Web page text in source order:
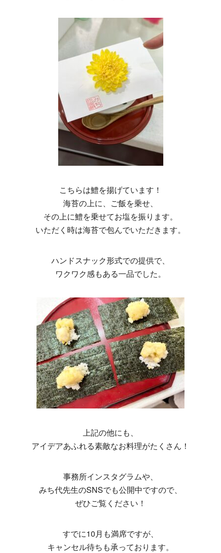
こちらは鱧を揚げています！
海苔の上に、ご飯を乗せ、
その上に鱧を乗せてお塩を振ります。
いただく時は海苔で包んでいただきます。
ハンドスナック形式での提供で、
ワクワク感もある一品でした。
上記の他にも、
アイデアあふれる素敵なお料理がたくさん！
事務所インスタグラムや、
みち代先生のSNSでも公開中ですので、
ぜひご覧ください！
すでに10月も満席ですが、
キャンセル待ちも承っております。